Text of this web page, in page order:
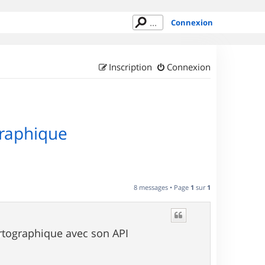
Connexion
Connexion
Inscription
8 messages • Page 1 sur 1
avec son API